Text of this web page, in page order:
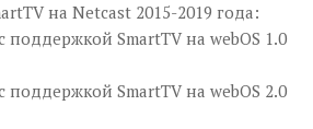
на Netcast 2015-2019 года:
поддержкой SmartTV на webOS 1.0
поддержкой SmartTV на webOS 2.0